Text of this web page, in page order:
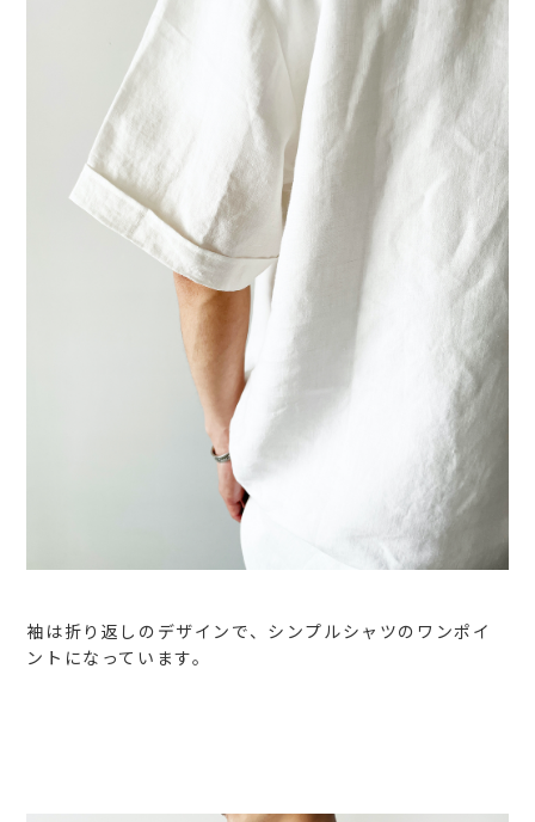
袖は折り返しのデザインで、シンプルシャツのワンポイ
ントになっています。